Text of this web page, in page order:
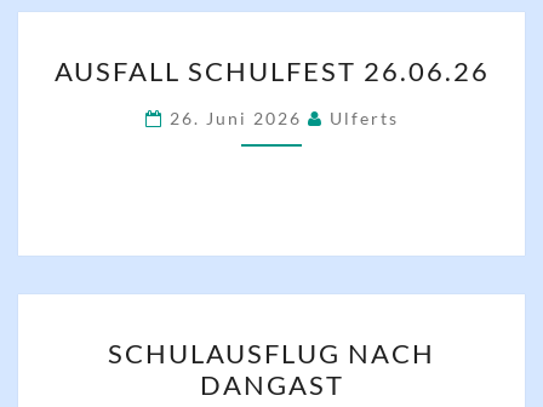
SCHULFEST
26.06.26
AUSFALL SCHULFEST 26.06.26
26. Juni 2026 Ulferts
NACH
DANGAST
SCHULAUSFLUG NACH
DANGAST